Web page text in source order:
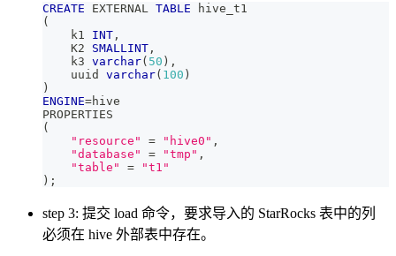
CREATE EXTERNAL TABLE hive_t1
(
    k1
INT ,
    K2
SMALLINT ,
    k3
varchar( 50 ) ,
    uuid
varchar( 100 )
)
ENGINE=hive
PROPERTIES
(
"resource"
= "hive0" ,
"database"
= "tmp" ,
"table"
=
"t1"
) ;
step 3: 提交 load 命令，要求导入的 StarRocks 表中的列
必须在 hive 外部表中存在。